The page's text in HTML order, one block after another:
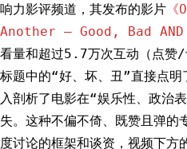
响力影评频道，其发布的影片
Another – Good, Bad AND
看量和超过5.7万次互动（
标题中的“好、坏、丑”直接点
入剖析了电影在“娱乐性、政治
失。这种不偏不倚、既赞且弹的
度讨论的框架和谈资，视频下方